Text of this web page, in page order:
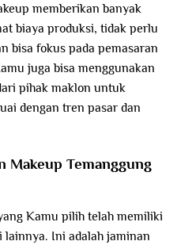
memberikan banyak
biaya produksi, tidak perlu
bisa fokus pada pemasaran
juga bisa menggunakan
pihak maklon untuk
dengan tren pasar dan
Makeup Temanggung
Kamu pilih telah memiliki
Ini adalah jaminan